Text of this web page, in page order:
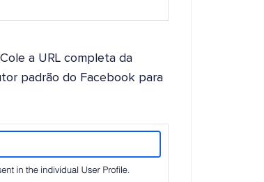
a URL completa da
padrão do Facebook para